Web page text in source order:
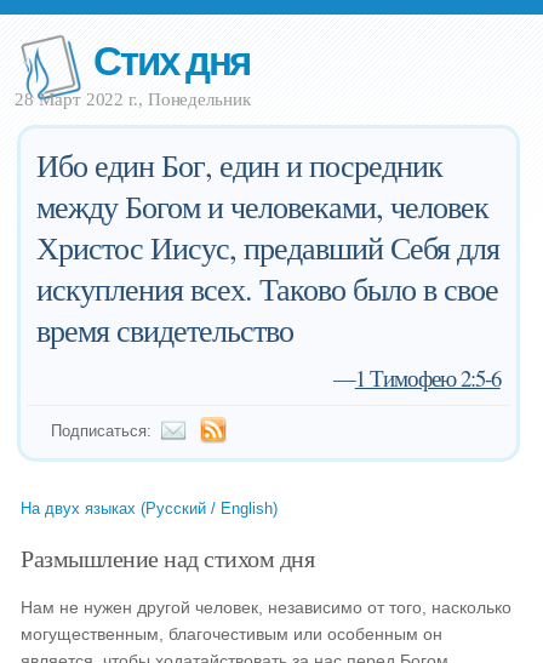
Стих дня
28 Март 2022 г., Понедельник
Ибо един Бог, един и посредник
между Богом и человеками, человек
Христос Иисус, предавший Себя для
искупления всех. Таково было в свое
время свидетельство
—1 Тимофею 2:5-6
Подписаться:
На двух языках (Русский / English)
Размышление над стихом дня
Нам не нужен другой человек, независимо от того, насколько
могущественным, благочестивым или особенным он